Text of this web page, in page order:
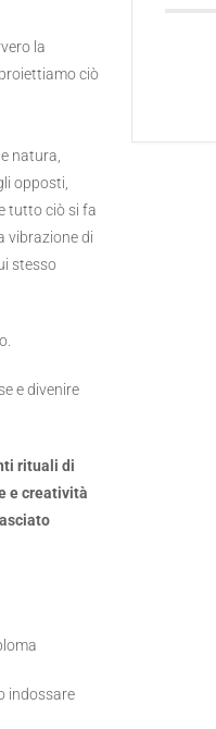
la
ciò
natura,
opposti,
tutto ciò si fa
vibrazione di
stesso
e divenire
rituali di
e creatività
indossare